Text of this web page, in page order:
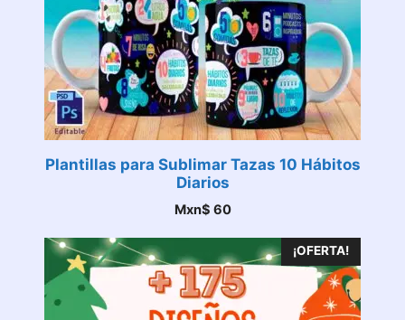
Plantillas para Sublimar Tazas 10 Hábitos
Diarios
Mxn$ 60
¡OFERTA!